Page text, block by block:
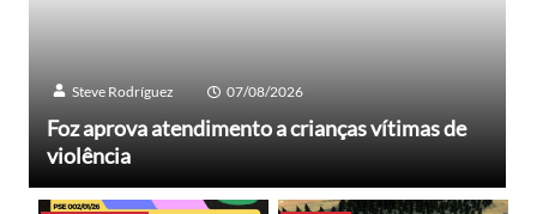
Steve Rodríguez 07/08/2026
Foz aprova atendimento a crianças vítimas de
violência